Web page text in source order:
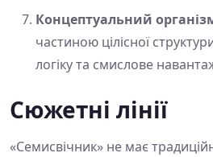
Концептуальний
частиною цілісної
логіку та смислове
Сюжетні лінії
«Семисвічник» не має